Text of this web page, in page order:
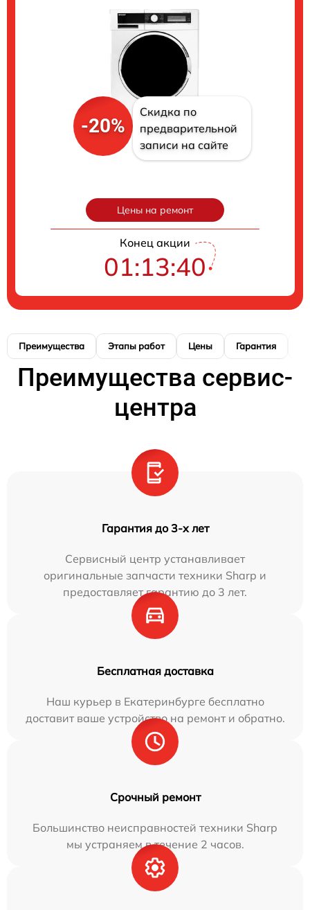
-20%
Скидка по
предварительной
записи на сайте
Цены на ремонт
Конец акции
01:13:39
Преимущества Этапы работ Цены Гарантия
Преимущества сервис-
центра
Гарантия до 3-х лет
Сервисный центр устанавливает
оригинальные запчасти техники Sharp и
предоставляет гарантию до 3 лет.
Бесплатная доставка
Наш курьер в Екатеринбурге бесплатно
доставит ваше устройство на ремонт и обратно.
Срочный ремонт
Большинство неисправностей техники Sharp
мы устраняем в течение 2 часов.